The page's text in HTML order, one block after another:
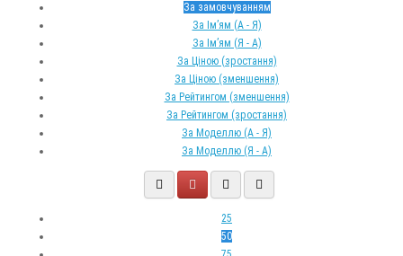
За замовчуванням
За Ім’ям (A - Я)
За Ім’ям (Я - A)
За Ціною (зростання)
За Ціною (зменшення)
За Рейтингом (зменшення)
За Рейтингом (зростання)
За Моделлю (A - Я)
За Моделлю (Я - A)
25
50